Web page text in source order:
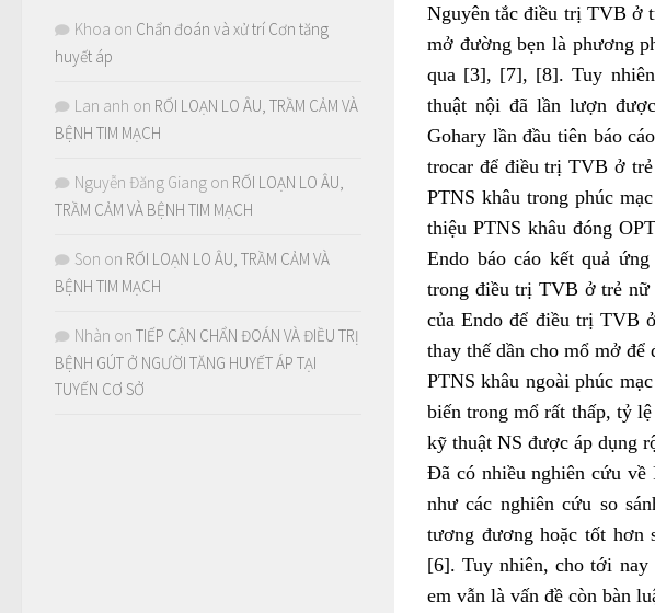
Nguyên tắc điều trị TVB ở
mở đường bẹn là phương
qua [3], [7], [8]. Tuy
thuật nội đã lần lượn
Gohary lần đầu tiên báo
trocar để điều trị TVB ở
PTNS khâu trong phúc
thiệu PTNS khâu đóng
Endo báo cáo kết quả
trong điều trị TVB ở trẻ nữ
của Endo để điều trị TVB
thay thế dần cho mổ mở
PTNS khâu ngoài phúc
biến trong mổ rất thấp, tỷ
kỹ thuật NS được áp dụng
Đã có nhiều nghiên cứu
như các nghiên cứu so
tương đương hoặc tốt
[6]. Tuy nhiên, cho tới
em vẫn là vấn đề còn bàn
Khoa on Chẩn đoán và xử trí Cơn tăng
huyết áp
Lan anh on RỐI LOẠN LO ÂU, TRẦM CẢM VÀ
BỆNH TIM MẠCH
Nguyễn Đăng Giang on RỐI LOẠN LO ÂU,
TRẦM CẢM VÀ BỆNH TIM MẠCH
Son on RỐI LOẠN LO ÂU, TRẦM CẢM VÀ
BỆNH TIM MẠCH
Nhàn on TIẾP CẬN CHẨN ĐOÁN VÀ ĐIỀU TRỊ
BỆNH GÚT Ở NGƯỜI TĂNG HUYẾT ÁP TẠI
TUYẾN CƠ SỞ